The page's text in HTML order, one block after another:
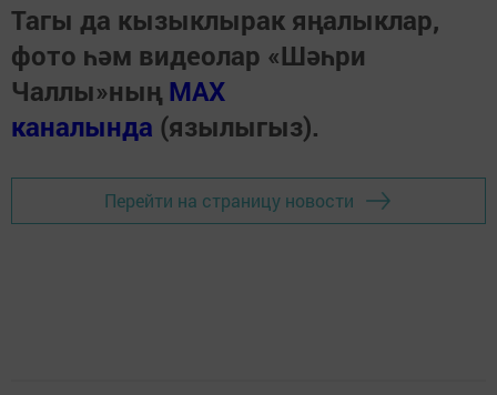
Тагы да кызыклырак яңалыклар,
фото һәм видеолар «Шәһри
Чаллы»ның MAX
каналында (язылыгыз).
Перейти на страницу новости